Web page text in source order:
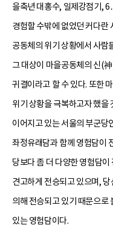
을축년 대홍수, 일제강점기,
경험할 수밖에 없었던 커다란
공동체의 위기 상황에서 사람
그 대상이 마을공동체의 신(
귀결이라고 할 수 있다. 또한
위기 상황을 극복하고자 했을
이어지고 있는 서울의 부군당
좌정유래담과 함께 영험담이
당보다 좀 더 다양한 영험담이
견고하게 전승되고 있으며,
의해 전승되고 있기 때문으로
있는 영험담이다.